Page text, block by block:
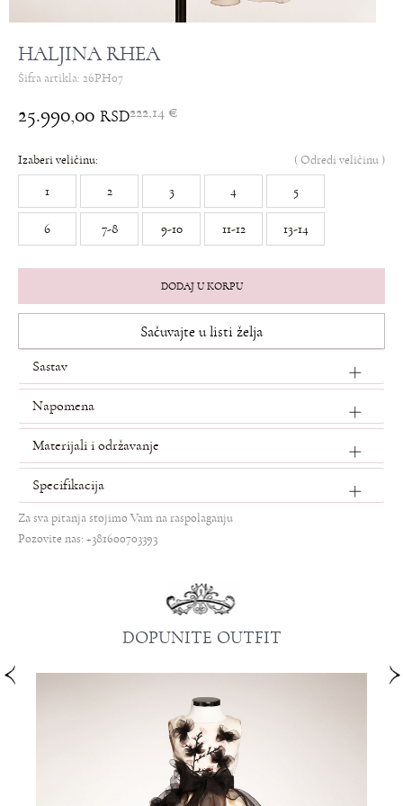
HALJINA RHEA
Šifra artikla: 26PH07
25.990,00 RSD222,14 €
Izaberi veličinu: (Odredi veličinu )
1 2 3 4 5
6 7-8 9-10 11-12 13-14
DODAJ U KORPU
Sačuvajte u listi želja
Sastav
Napomena
Materijali i održavanje
Specifikacija
Za sva pitanja stojimo Vam na raspolaganju
Pozovite nas: +381600703393
DOPUNITE OUTFIT